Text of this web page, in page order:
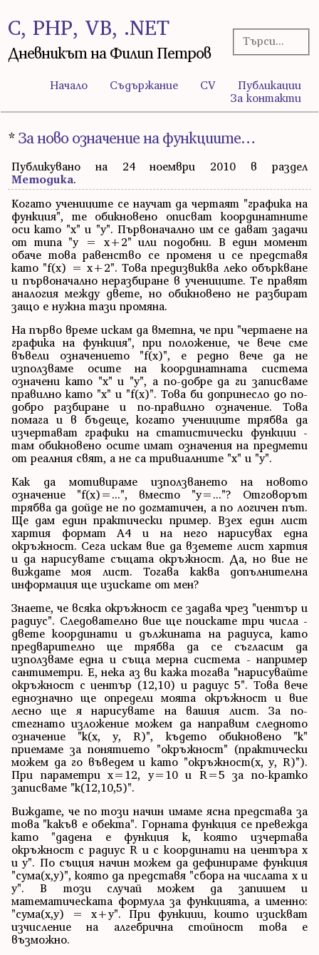
C, PHP, VB, .NET
Дневникът на Филип Петров
Начало Съдържание CV
Публикации
За контакти
*За ново означение на функциите…
Публикувано на 24 ноември 2010 в раздел
Методика.
Когато учениците се научат да чертаят "графика на
функция", те обикновено описват координатните
оси като "x" и "y". Първоначално им се дават задачи
от типа "y = x+2" или подобни. В един момент
обаче това равенство се променя и се представя
като "f(x) = x+2". Това предизвиква леко объркване
и първоначално неразбиране в учениците. Те правят
аналогия между двете, но обикновено не разбират
защо е нужна тази промяна.
На първо време искам да вметна, че при "чертаене на
графика на функция", при положение, че вече сме
въвели означението "f(x)", е редно вече да не
използваме осите на координатната система
означени като "x" и "y", а по-добре да ги записваме
правилно като "x" и "f(x)". Това би допринесло до по-
добро разбиране и по-правилно означение. Това
помага и в бъдеще, когато учениците трябва да
изчертават графики на статистически функции -
там обикновено осите имат означения на предмети
от реалния свят, а не са тривиалните "x" и "y".
Как да мотивираме използването на новото
означение "f(x)=...", вместо "y=..."? Отговорът
трябва да дойде не по догматичен, а по логичен път.
Ще дам един практически пример. Взех един лист
хартия формат A4 и на него нарисувах една
окръжност. Сега искам вие да вземете лист хартия
и да нарисувате същата окръжност. Да, но вие не
виждате моя лист. Тогава каква допълнителна
информация ще изискате от мен?
Знаете, че всяка окръжност се задава чрез "център и
радиус". Следователно вие ще поискате три числа -
двете координати и дължината на радиуса, като
предварително ще трябва да се съгласим да
използваме една и съща мерна система - например
сантиметри. Е, нека аз ви кажа тогава "нарисувайте
окръжност с център (12,10) и радиус 5". Това вече
еднозначно ще определи моята окръжност и вие
лесно ще я нарисувате на вашия лист. За по-
стегнато изложение можем да направим следното
означение "k(x, y, R)", където обикновено "k"
приемаме за понятието "окръжност" (практически
можем да го въведем и като "окръжност(x, y, R)").
При параметри x=12, y=10 и R=5 за по-кратко
записваме "k(12,10,5)".
Виждате, че по този начин имаме ясна представа за
това "какъв е обекта". Горната функция се превежда
като "дадена е функция k, която изчертава
окръжност с радиус R и с координати на центъра x
и y". По същия начин можем да дефинираме функция
"сума(x,y)", която да представя "сбора на числата x и
y". В този случай можем да запишем и
математическата формула за функцията, а именно:
"сума(x,y) = x+y". При функции, които изискват
изчисление на алгебрична стойност това е
възможно.